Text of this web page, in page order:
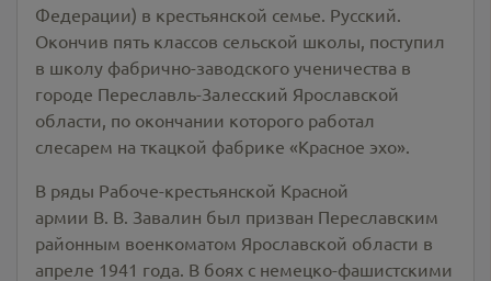
Федерации) в крестьянской семье. Русский.
Окончив пять классов сельской школы, поступил
в школу фабрично-заводского ученичества в
городе Переславль-Залесский Ярославской
области, по окончании которого работал
слесарем на ткацкой фабрике «Красное эхо».
В ряды Рабоче-крестьянской Красной
армии В. В. Завалин был призван Переславским
районным военкоматом Ярославской области в
апреле 1941 года. В боях с немецко-фашистскими